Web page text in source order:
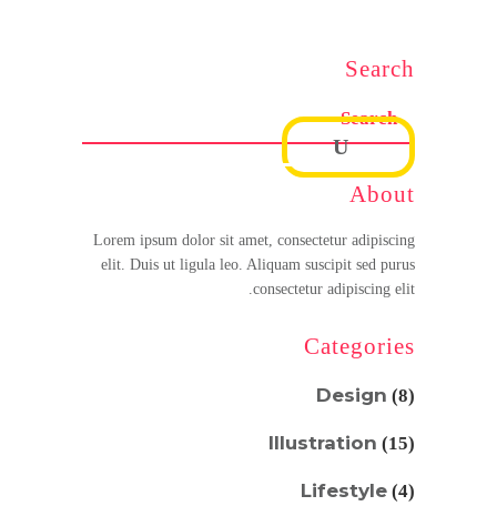
Search
About
Lorem ipsum dolor sit amet, consectetur adipiscing
elit. Duis ut ligula leo. Aliquam suscipit sed purus
consectetur adipiscing elit.
Categories
Design (8)
Illustration (15)
Lifestyle (4)